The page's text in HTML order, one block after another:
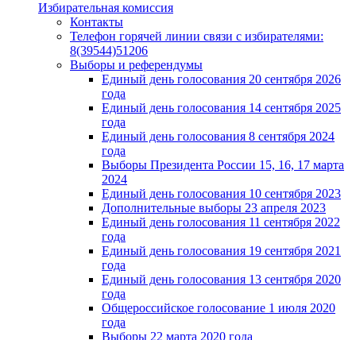
Избирательная комиссия
Контакты
Телефон горячей линии связи с избирателями:
8(39544)51206
Выборы и референдумы
Единый день голосования 20 сентября 2026
года
Единый день голосования 14 сентября 2025
года
Единый день голосования 8 сентября 2024
года
Выборы Президента России 15, 16, 17 марта
2024
Единый день голосования 10 сентября 2023
Дополнительные выборы 23 апреля 2023
Единый день голосования 11 сентября 2022
года
Единый день голосования 19 сентября 2021
года
Единый день голосования 13 сентября 2020
года
Общероссийское голосование 1 июля 2020
года
Выборы 22 марта 2020 года